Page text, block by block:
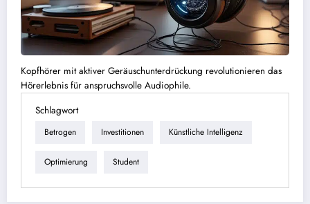
Kopfhörer mit aktiver Geräuschunterdrückung revolutionieren das
Hörerlebnis für anspruchsvolle Audiophile.
Schlagwort
Betrogen Investitionen Künstliche Intelligenz
Optimierung Student